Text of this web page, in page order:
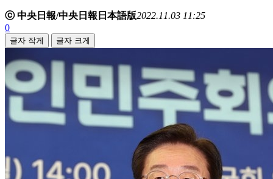
ⓒ 中央日報/中央日報日本語版2022.11.03 11:25
0
글자 작게 글자 크게